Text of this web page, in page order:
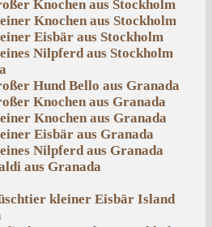
Knochen aus Stockholm
Knochen aus Stockholm
Eisbär aus Stockholm
Nilpferd aus Stockholm
Hund Bello aus Granada
Knochen aus Granada
Knochen aus Granada
Eisbär aus Granada
Nilpferd aus Granada
aus Granada
kleiner Eisbär Island